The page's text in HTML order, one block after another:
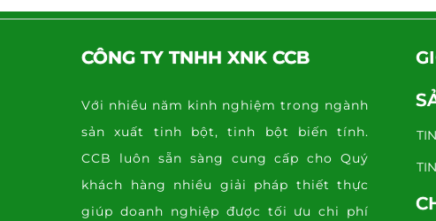
CÔNG TY TNHH XNK CCB
Với nhiều năm kinh nghiệm trong ngành
sản xuất tinh bột, tinh bột biến tính.
CCB luôn sẵn sàng cung cấp cho Quý
khách hàng nhiều giải pháp thiết thực
giúp doanh nghiệp được tối ưu chi phí